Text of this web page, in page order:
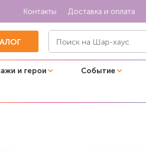
Контакты Доставка и оплата
и герои Событие